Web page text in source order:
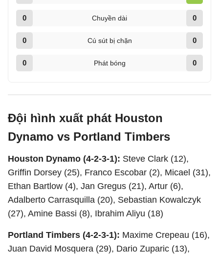
0 Chuyền dài 0
0 Cú sút bị chặn 0
0 Phát bóng 0
Đội hình xuất phát Houston
Dynamo vs Portland Timbers
Houston Dynamo (4-2-3-1): Steve Clark (12),
Griffin Dorsey (25), Franco Escobar (2), Micael (31),
Ethan Bartlow (4), Jan Gregus (21), Artur (6),
Adalberto Carrasquilla (20), Sebastian Kowalczyk
(27), Amine Bassi (8), Ibrahim Aliyu (18)
Portland Timbers (4-2-3-1): Maxime Crepeau (16),
Juan David Mosquera (29), Dario Zuparic (13),